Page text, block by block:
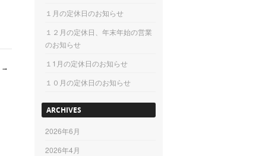
→
１月の定休日のお知らせ
１２月の定休日、年末年始の営業
のお知らせ
１1月の定休日のお知らせ
１０月の定休日のお知らせ
ARCHIVES
2026年6月
2026年4月